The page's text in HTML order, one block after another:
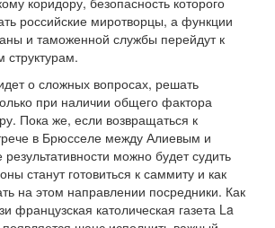
российские миротворцы, а функции
и таможенной службы перейдут к
структурам.
о сложных вопросах, решать
при наличии общего фактора
Пока же, если возвращаться к
в Брюсселе между Алиевым и
можно будет судить
станут готовиться к саммиту и как
на этом направлении посредники. Как
французская католическая газета La